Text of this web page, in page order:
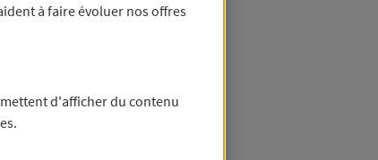
première
à faire évoluer nos offres
d'afficher du contenu